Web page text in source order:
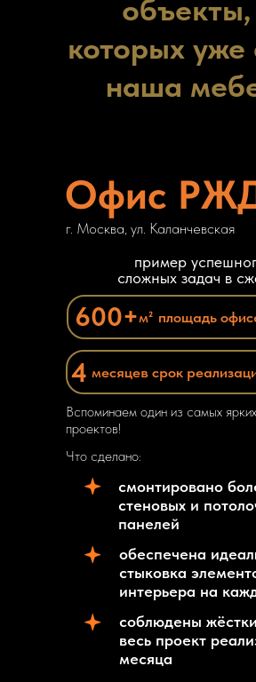
которых уже
наша
площадь
600+м²
Офис
Вспоминаем один из самых
проектов!
пример
сложных задач в
г. Москва, ул. Каланчевская
месяцев срок
4
соблюдены
весь проект
месяца
обеспечена
стыковка
интерьера на
смонтировано
стеновых и
панелей
Что сделано: